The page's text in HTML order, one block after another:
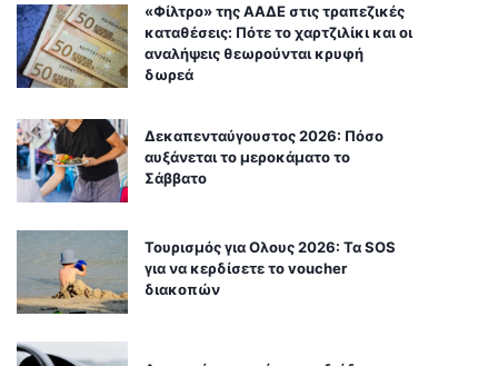
«Φίλτρο» της ΑΑΔΕ στις τραπεζικές
καταθέσεις: Πότε το χαρτζιλίκι και οι
αναλήψεις θεωρούνται κρυφή
δωρεά
Δεκαπενταύγουστος 2026: Πόσο
αυξάνεται το μεροκάματο το
Σάββατο
Τουρισμός για Ολους 2026: Τα SOS
για να κερδίσετε το voucher
διακοπών